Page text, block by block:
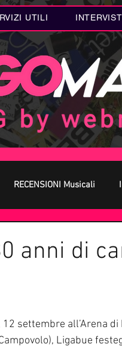
UTILI
RECENSIONI Musicali
in MUSICA
anni di
12 settembre all’Arena di
Ligabue